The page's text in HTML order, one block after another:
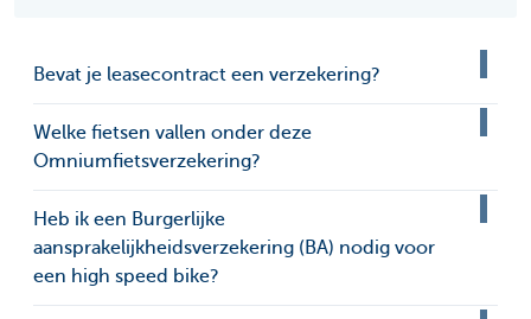
Bevat je leasecontract een verzekering?
Welke fietsen vallen onder deze
Omniumfietsverzekering?
Heb ik een Burgerlijke
aansprakelijkheidsverzekering (BA) nodig voor
een high speed bike?